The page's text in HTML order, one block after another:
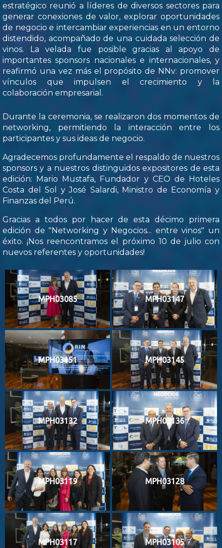
estratégico reunió a líderes de diversos sectores para
generar conexiones de valor, explorar oportunidades
de negocio e intercambiar experiencias en un entorno
distendido, acompañado de una cuidada selección de
vinos. La velada fue posible gracias al apoyo de
importantes sponsors nacionales e internacionales, y
reafirmó una vez más el propósito de NNv: promover
vínculos que impulsen el crecimiento y la
colaboración empresarial.
Durante la ceremonia, se realizaron dos momentos de
networking, permitiendo la interacción entre los
participantes y sus ideas de negocio.
Agradecemos profundamente el respaldo de nuestros
sponsors y a nuestros distinguidos expositores de esta
edición: Mario Mustafa, Fundador y CEO de Hoteles
Costa del Sol y José Salardi, Ministro de Economía y
Finanzas del Perú.
Gracias a todos por hacer de esta décimo primera
edición de "Networking y Negocios... entre vinos" un
éxito. ¡Nos reencontramos el próximo 10 de julio con
nuevos referentes y oportunidades!
MPH03085 MPH03147
MPH03151 MPH03145
MPH03132 MPH03136
MPH03119 MPH03128
MPH03117 MPH03105